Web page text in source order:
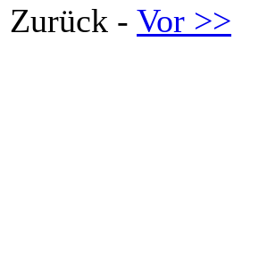
Zurück - Vor >>